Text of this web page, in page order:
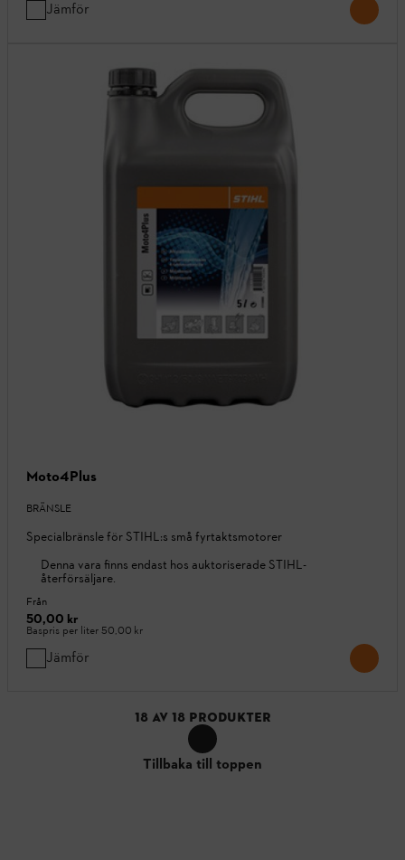
Jämför
Moto4Plus
BRÄNSLE
Specialbränsle för STIHL:s små fyrtaktsmotorer
Denna vara finns endast hos auktoriserade STIHL-
återförsäljare.
Från
50,00 kr
Baspris per liter50,00 kr
Jämför
18 AV 18 PRODUKTER
Tillbaka till toppen